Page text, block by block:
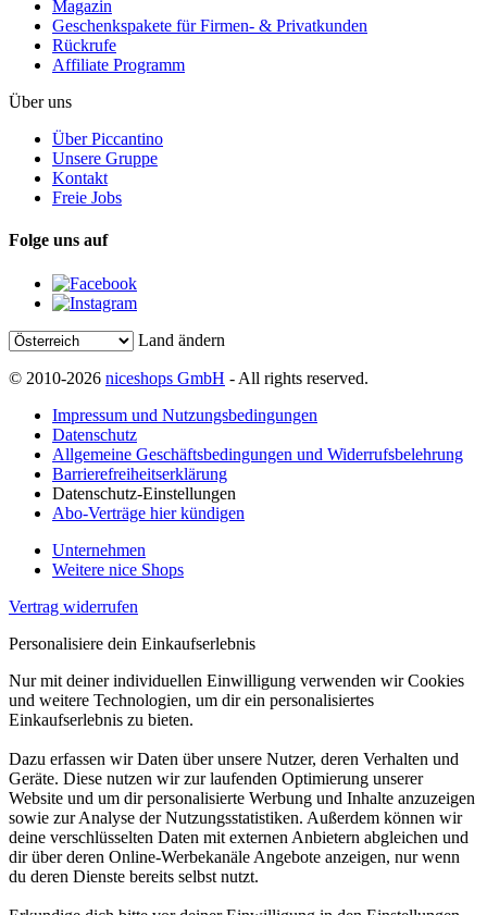
Magazin
Geschenkspakete für Firmen- & Privatkunden
Rückrufe
Affiliate Programm
Über uns
Über Piccantino
Unsere Gruppe
Kontakt
Freie Jobs
Folge uns auf
Land ändern
© 2010-2026 niceshops GmbH - All rights reserved.
Impressum und Nutzungsbedingungen
Datenschutz
Allgemeine Geschäftsbedingungen und Widerrufsbelehrung
Barrierefreiheitserklärung
Datenschutz-Einstellungen
Abo-Verträge hier kündigen
Unternehmen
Weitere nice Shops
Vertrag widerrufen
Personalisiere dein Einkaufserlebnis
Nur mit deiner individuellen Einwilligung verwenden wir Cookies
und weitere Technologien, um dir ein personalisiertes
Einkaufserlebnis zu bieten.
Dazu erfassen wir Daten über unsere Nutzer, deren Verhalten und
Geräte. Diese nutzen wir zur laufenden Optimierung unserer
Website und um dir personalisierte Werbung und Inhalte anzuzeigen
sowie zur Analyse der Nutzungsstatistiken. Außerdem können wir
deine verschlüsselten Daten mit externen Anbietern abgleichen und
dir über deren Online-Werbekanäle Angebote anzeigen, nur wenn
du deren Dienste bereits selbst nutzt.